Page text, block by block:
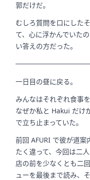
郭だけだ。
むしろ質問を口にした
て、心に浮かんでいた
い答えの方だった。
一日目の昼に戻る。
みんなはそれぞれ食事
なぜか私と Hakui だけ
で立ち止まっていた。
前回 AFURI で彼が道案
たく違って、今回は二
店の前を少なくとも二
ューを最後まで読み、